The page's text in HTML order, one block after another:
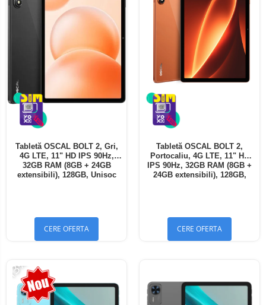
Tabletă OSCAL BOLT 2, Gri,
4G LTE, 11" HD IPS 90Hz,
32GB RAM (8GB + 24GB
extensibili), 128GB, Unisoc
CERE OFERTA
Tabletă OSCAL BOLT 2,
Portocaliu, 4G LTE, 11" HD
IPS 90Hz, 32GB RAM (8GB +
24GB extensibili), 128GB,
CERE OFERTA
-13%